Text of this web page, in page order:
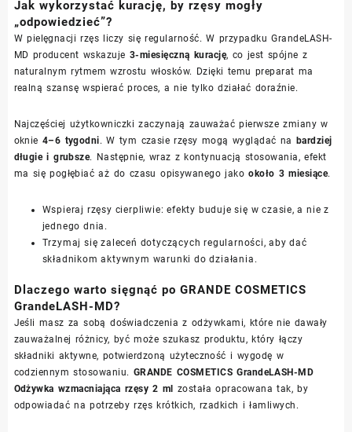
Jak wykorzystać kurację, by rzęsy mogły
„odpowiedzieć”?
W pielęgnacji rzęs liczy się regularność. W przypadku GrandeLASH-
MD producent wskazuje 3-miesięczną kurację, co jest spójne z
naturalnym rytmem wzrostu włosków. Dzięki temu preparat ma
realną szansę wspierać proces, a nie tylko działać doraźnie.
Najczęściej użytkowniczki zaczynają zauważać pierwsze zmiany w
oknie 4–6 tygodni. W tym czasie rzęsy mogą wyglądać na bardziej
długie i grubsze. Następnie, wraz z kontynuacją stosowania, efekt
ma się pogłębiać aż do czasu opisywanego jakookoło 3 miesiące.
Wspieraj rzęsy cierpliwie: efekty buduje się w czasie, a nie z
jednego dnia.
Trzymaj się zaleceń dotyczących regularności, aby dać
składnikom aktywnym warunki do działania.
Dlaczego warto sięgnąć po GRANDE COSMETICS
GrandeLASH-MD?
Jeśli masz za sobą doświadczenia z odżywkami, które nie dawały
zauważalnej różnicy, być może szukasz produktu, który łączy
składniki aktywne, potwierdzoną użyteczność i wygodę w
codziennym stosowaniu. GRANDE COSMETICS GrandeLASH-MD
Odżywka wzmacniająca rzęsy 2 ml została opracowana tak, by
odpowiadać na potrzeby rzęs krótkich, rzadkich i łamliwych.